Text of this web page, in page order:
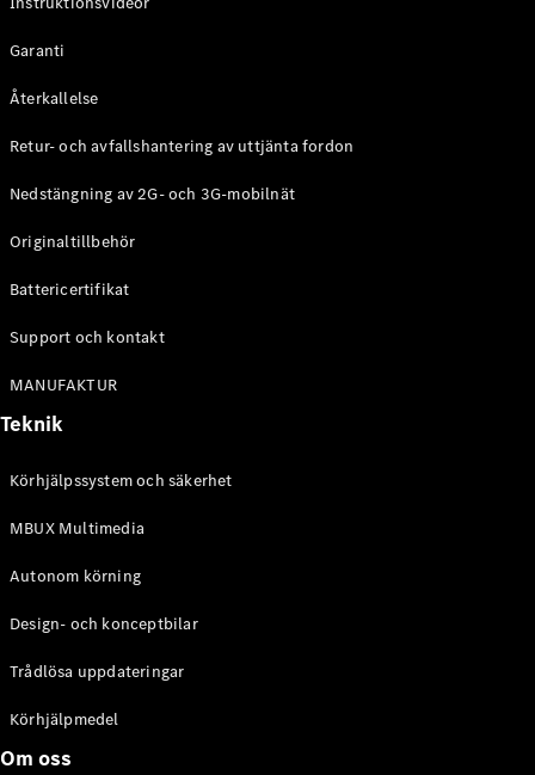
Garanti
Återkallelse
Retur- och avfallshantering av uttjänta fordon
Nedstängning av 2G- och 3G-mobilnät
Originaltillbehör
Battericertifikat
Support och kontakt
MANUFAKTUR
Teknik
Körhjälpssystem och säkerhet
MBUX Multimedia
Autonom körning
Design- och konceptbilar
Trådlösa uppdateringar
Körhjälpmedel
Om oss